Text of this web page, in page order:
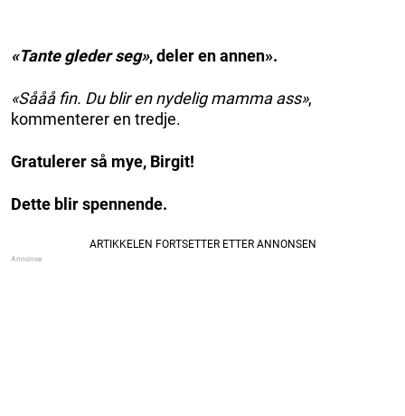
«Tante gleder seg», deler en annen».
«Sååå fin. Du blir en nydelig mamma ass»,
kommenterer en tredje.
Gratulerer så mye, Birgit!
Dette blir spennende.